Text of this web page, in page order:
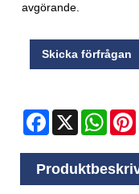
avgörande.
Skicka förfrågan
Facebook
X